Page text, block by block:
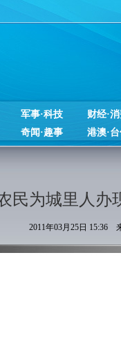
军事·科技 财经·
奇闻·趣事 港澳·
民为城里人办
2011年03月25日 15:36